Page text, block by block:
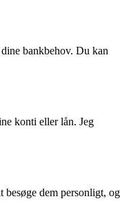
bankbehov. Du kan
konti eller lån. Jeg
dem personligt, og